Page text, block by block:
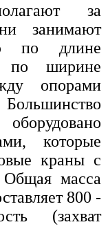
за
занимают
по длине
по ширине
опорами
которые
краны с
масса
800 -
(захват